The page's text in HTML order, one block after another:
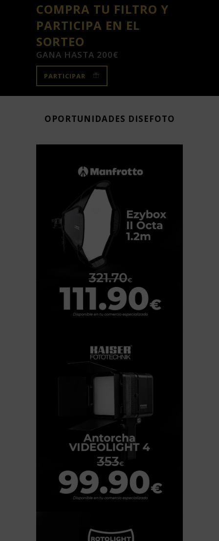
COMPRA TU FILTRO Y
PARTICIPA EN EL
SORTEO
GANA HASTA 200€
PARTICIPAR
OPORTUNIDADES DISEFOTO